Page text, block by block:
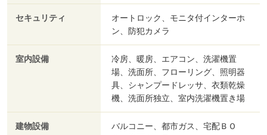
セキュリティ
オートロック、モニタ付インターホ
ン、防犯カメラ
室内設備
冷房、暖房、エアコン、洗濯機置
場、洗面所、フローリング、照明器
具、シャンプードレッサ、衣類乾燥
機、洗面所独立、室内洗濯機置き場
建物設備
バルコニー、都市ガス、宅配ＢＯ